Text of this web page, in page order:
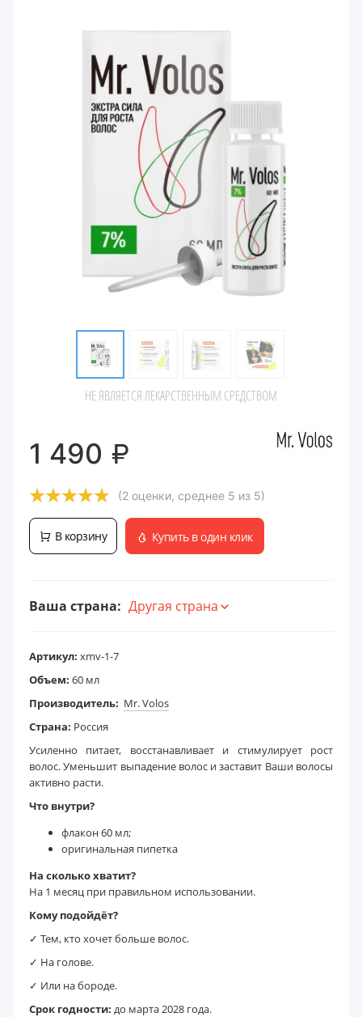
НЕ ЯВЛЯЕТСЯ ЛЕКАРСТВЕННЫМ СРЕДСТВОМ
1 490 ₽
(2 оценки, среднее 5 из 5)
В корзину Купить в один клик
Ваша страна: Другая страна
Артикул: xmv-1-7
Объем: 60 мл
Производитель: Mr. Volos
Страна: Россия
Усиленно питает, восстанавливает и стимулирует рост
волос. Уменьшит выпадение волос и заставит Ваши волосы
активно расти.
Что внутри?
флакон 60 мл;
оригинальная пипетка
На сколько хватит?
На 1 месяц при правильном использовании.
Кому подойдёт?
✓ Тем, кто хочет больше волос.
✓ На голове.
✓ Или на бороде.
Срок годности: до марта 2028 года.